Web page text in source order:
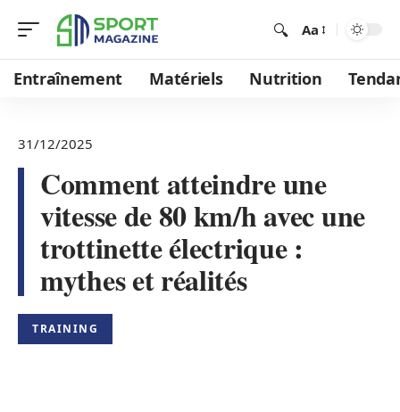
Aa
Entraînement Matériels Nutrition
31/12/2025
Comment atteindre une
vitesse de 80 km/h avec une
trottinette électrique :
mythes et réalités
TRAINING